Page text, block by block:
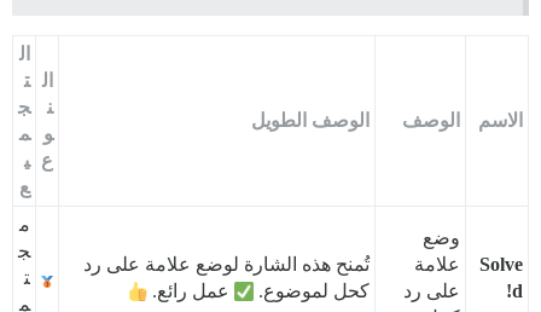
الاسم الوصف الوصف الطويل
ال
ن
و
ع
ال
ت
ج
م
ي
ع
Solve
d!
وضع
علامة
على رد
تُمنح هذه الشارة لوضع علامة على رد
كحل لموضوع.
عمل رائع.
م
ج
ت
م